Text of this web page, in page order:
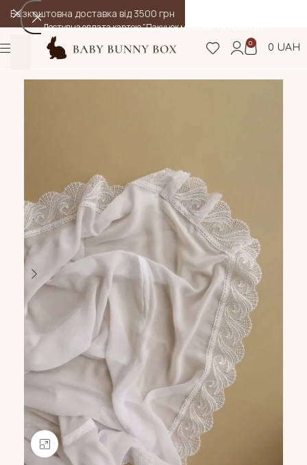
Доступна оплата картою "Пакунок малюка" та 7000 грн
0 0 UAH
Натисніть, щоб збільшити
Безкоштовна доставка від 3500 грн